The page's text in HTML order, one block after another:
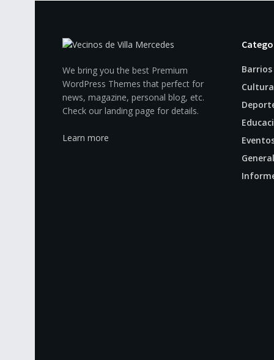
We bring you the best Premium
WordPress Themes that perfect for
news, magazine, personal blog, etc.
Check our landing page for details.
Learn more
Barrios
Cultura
General